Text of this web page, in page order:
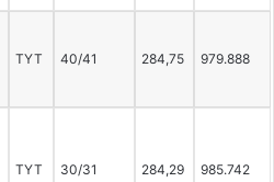
TYT 40/41 284,75 979.888
TYT 30/31 284,29 985.742